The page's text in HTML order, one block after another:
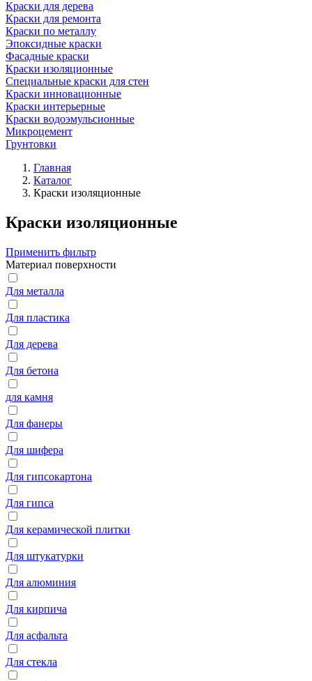
Краски для дерева
Краски для ремонта
Краски по металлу
Эпоксидные краски
Фасадные краски
Краски изоляционные
Специальные краски для стен
Краски инновационные
Краски интерьерные
Краски водоэмульсионные
Микроцемент
Грунтовки
Главная
Каталог
Краски изоляционные
Краски изоляционные
Применить фильтр
Материал поверхности
Для металла
Для пластика
Для дерева
Для бетона
для камня
Для фанеры
Для шифера
Для гипсокартона
Для гипса
Для керамической плитки
Для штукатурки
Для алюминия
Для кирпича
Для асфальта
Для стекла